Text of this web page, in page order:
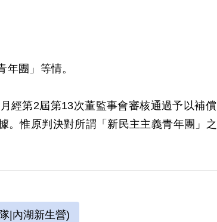
團」等情。
經第2屆第13次董監事會審核通過予以補
惟原判決對所謂「新民主主義青年團」
|內湖新生營)